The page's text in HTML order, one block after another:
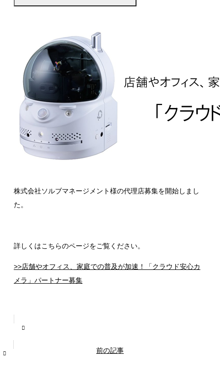
株式会社ソルブマネージメント様の代理店募集を開始しまし
た。
詳しくはこちらのページをご覧ください。
>>店舗やオフィス、家庭での普及が加速！「クラウド安心カ
メラ」パートナー募集
前の記事